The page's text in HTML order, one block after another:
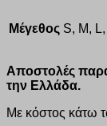
Μέγεθος S, M,
Αποστολές
την Ελλάδα.
Με κόστος κάτω